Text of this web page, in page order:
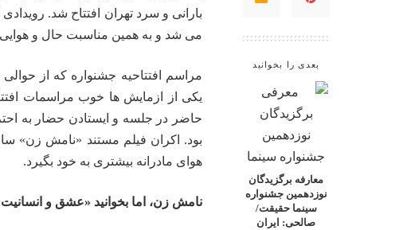
بعدی را بخوانید
معارفه برگزیدگان
نوزدهمین جشنواره
سینما حقیقت/
صالحی: ایران
بارانی و سرد تهران افتتاح شد.
می شد و به همین مناسبت حال و هوایی
یکی از ازمایش ها خوب مراسمات
حاضر در جلسه و ایستادن حضار به
بود. اکران فیلم مستند «نامش زن»
هوای مادرانه بیشتری به خود بگیرد.
نامش زن، اما بخوانید «عشق و